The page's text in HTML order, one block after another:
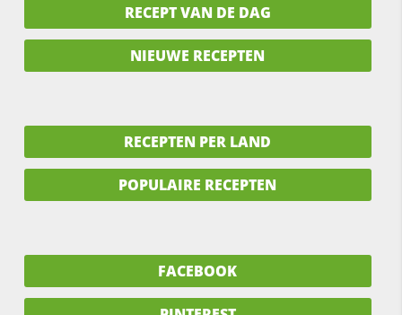
RECEPT VAN DE DAG
NIEUWE RECEPTEN
RECEPTEN PER LAND
POPULAIRE RECEPTEN
FACEBOOK